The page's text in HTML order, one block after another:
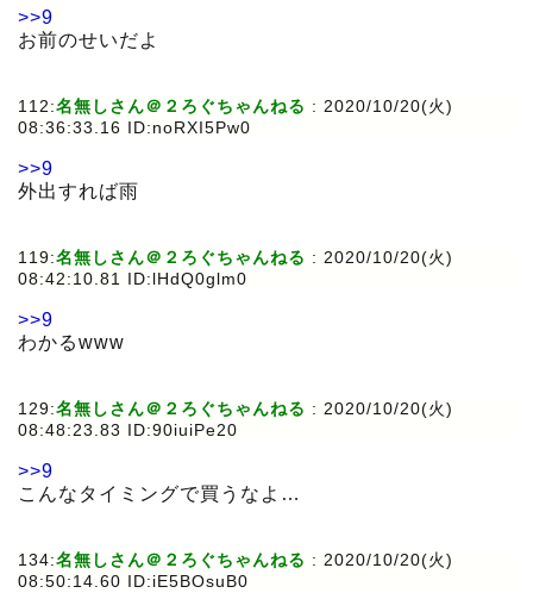
>>9
お前のせいだよ
112:名無しさん＠２ろぐちゃんねる : 2020/10/20(火)
08:36:33.16 ID:noRXI5Pw0
>>9
外出すれば雨
119:名無しさん＠２ろぐちゃんねる : 2020/10/20(火)
08:42:10.81 ID:lHdQ0glm0
>>9
わかるwww
129:名無しさん＠２ろぐちゃんねる : 2020/10/20(火)
08:48:23.83 ID:90iuiPe20
>>9
こんなタイミングで買うなよ…
134:名無しさん＠２ろぐちゃんねる : 2020/10/20(火)
08:50:14.60 ID:iE5BOsuB0